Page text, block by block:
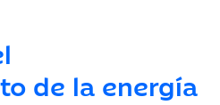
de la energía